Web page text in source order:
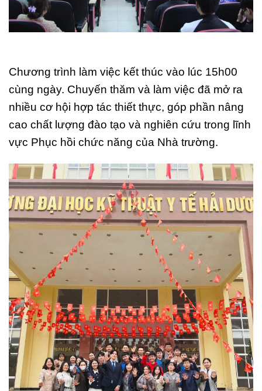
Chương trình làm việc kết thúc vào lúc 15h00
cùng ngày. Chuyến thăm và làm việc đã mở ra
nhiều cơ hội hợp tác thiết thực, góp phần nâng
cao chất lượng đào tạo và nghiên cứu trong lĩnh
vực Phục hồi chức năng của Nhà trường.